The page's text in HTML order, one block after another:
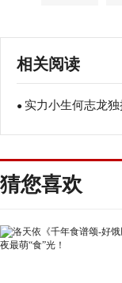
相关阅读
● 实力小生何志龙
剧《一二四》重磅
猜您喜欢